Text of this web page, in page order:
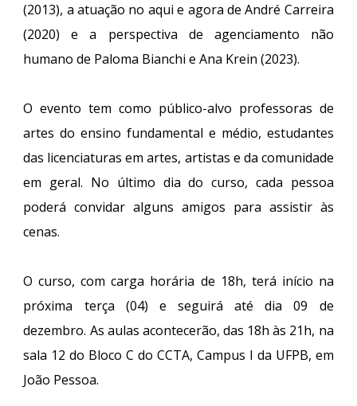
(2013), a atuação no aqui e agora de André Carreira
(2020) e a perspectiva de agenciamento não
humano de Paloma Bianchi e Ana Krein (2023).
O evento tem como público-alvo professoras de
artes do ensino fundamental e médio, estudantes
das licenciaturas em artes, artistas e da comunidade
em geral. No último dia do curso, cada pessoa
poderá convidar alguns amigos para assistir às
cenas.
O curso, com carga horária de 18h, terá início na
próxima terça (04) e seguirá até dia 09 de
dezembro. As aulas acontecerão, das 18h às 21h, na
sala 12 do Bloco C do CCTA, Campus I da UFPB, em
João Pessoa.